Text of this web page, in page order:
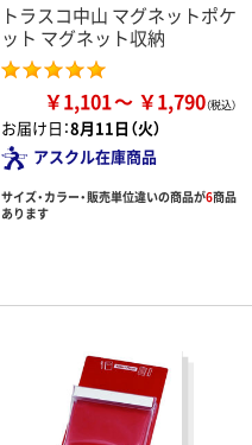
トラスコ中山 マグネットポケ
ット マグネット収納
￥1,101 ￥1,790
お届け日：8月11日（火）
アスクル在庫商品
サイズ・カラー・販売単位違いの商品が6商品
あります